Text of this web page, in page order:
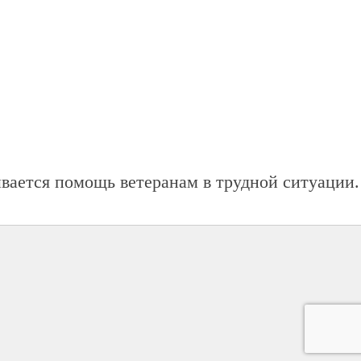
помощь ветеранам в трудной ситуации.